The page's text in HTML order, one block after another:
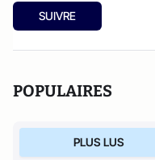
vous voit.
SUIVRE
POPULAIRES
PLUS LUS